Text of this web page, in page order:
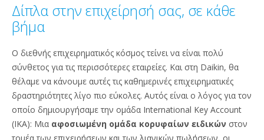
Δίπλα στην επιχείρησή σας, σε κάθε
βήμα
Ο διεθνής επιχειρηματικός κόσμος τείνει να είναι πολύ
σύνθετος για τις περισσότερες εταιρείες. Και στη Daikin, θα
θέλαμε να κάνουμε αυτές τις καθημερινές επιχειρηματικές
δραστηριότητες λίγο πιο εύκολες. Αυτός είναι ο λόγος για τον
οποίο δημιουργήσαμε την ομάδα International Key Account
(IKA): Μια αφοσιωμένη ομάδα κορυφαίων ειδικών στον